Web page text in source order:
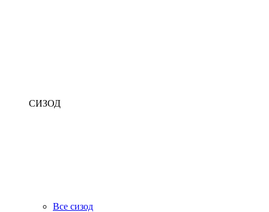
СИЗОД
Все сизод